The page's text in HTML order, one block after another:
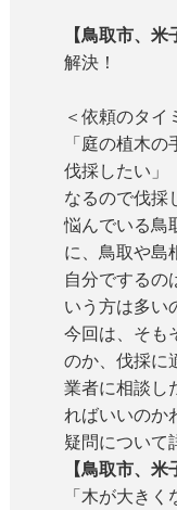
【鳥取市、米
解決！
＜依頼のタイ
「庭の植木
伐採したい」
なるので伐採
悩んでいる鳥
に、鳥取や島
自分でするの
いう方は多い
今回は、そも
のか、伐採に
業者に相談し
ればいいのか
疑問について
【鳥取市、米
「木が大き